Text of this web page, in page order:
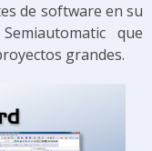
de software en su
que
grandes.